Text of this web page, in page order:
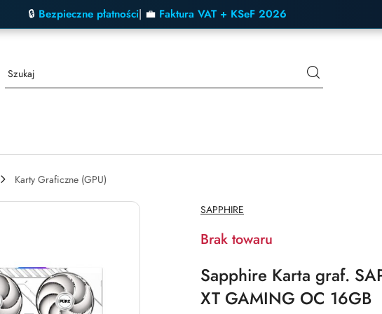
🔒 Bezpieczne płatności| 💼 Faktura VAT + KSeF 2026
Karty Graficzne (GPU)
NAZWA
PRODUCENTA:
SAPPHIRE
Brak towaru
Sapphire Karta graf.
XT GAMING OC 16GB